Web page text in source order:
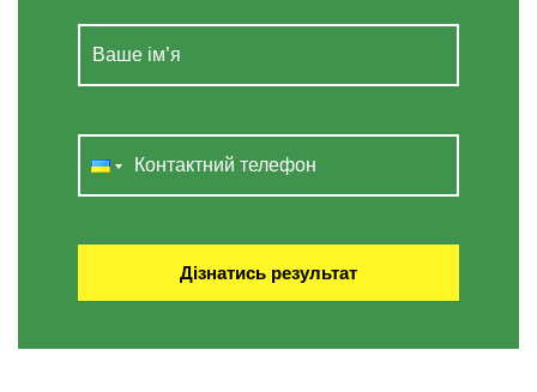
Дізнатись результат